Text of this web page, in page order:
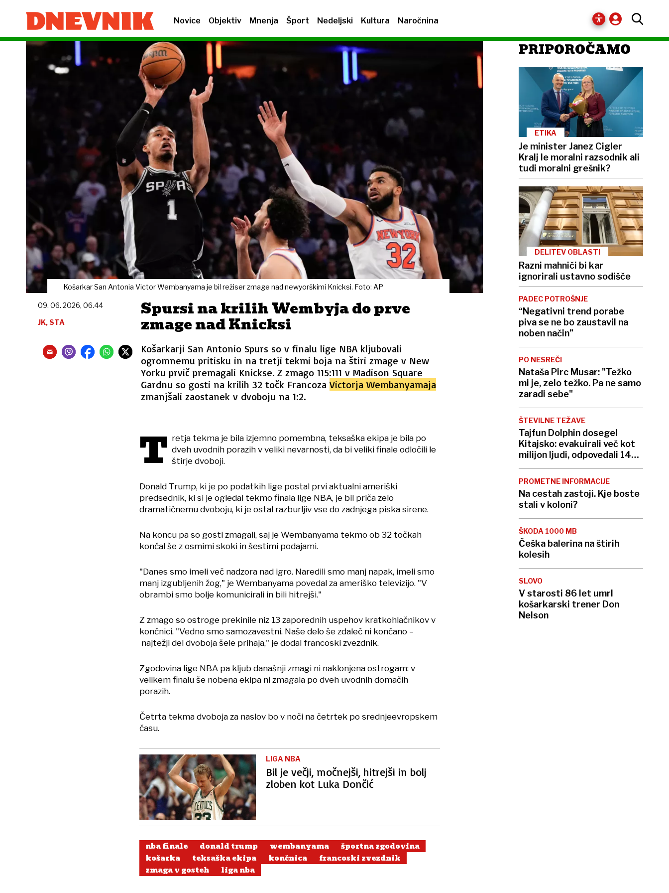
Novice Objektiv Mnenja Šport Nedeljski Kultura Naročnina
Košarkar San Antonia Victor Wembanyama je bil režiser zmage nad newyorškimi Knicksi. Foto: AP
Spursi na krilih Wembyja do prve
zmage nad Knicksi
Košarkarji San Antonio Spurs so v finalu lige NBA kljubovali
ogromnemu pritisku in na tretji tekmi boja na štiri zmage v New
Yorku prvič premagali Knickse. Z zmago 115:111 v Madison Square
Gardnu so gosti na krilih 32 točk FrancozaVictorja Wembanyamaja
zmanjšali zaostanek v dvoboju na 1:2.
09. 06. 2026, 06.44
JK, STA
T retja tekma je bila izjemno pomembna, teksaška ekipa je bila po
dveh uvodnih porazih v veliki nevarnosti, da bi veliki finale odločili le
štirje dvoboji.
Donald Trump, ki je po podatkih lige postal prvi aktualni ameriški
predsednik, ki si je ogledal tekmo finala lige NBA, je bil priča zelo
dramatičnemu dvoboju, ki je ostal razburljiv vse do zadnjega piska sirene.
Na koncu pa so gosti zmagali, saj je Wembanyama tekmo ob 32 točkah
končal še z osmimi skoki in šestimi podajami.
"Danes smo imeli več nadzora nad igro. Naredili smo manj napak, imeli smo
manj izgubljenih žog," je Wembanyama povedal za ameriško televizijo. "V
obrambi smo bolje komunicirali in bili hitrejši."
Z zmago so ostroge prekinile niz 13 zaporednih uspehov kratkohlačnikov v
končnici. "Vedno smo samozavestni. Naše delo še zdaleč ni končano –
najtežji del dvoboja šele prihaja," je dodal francoski zvezdnik.
Zgodovina lige NBA pa kljub današnji zmagi ni naklonjena ostrogam: v
velikem finalu še nobena ekipa ni zmagala po dveh uvodnih domačih
porazih.
Četrta tekma dvoboja za naslov bo v noči na četrtek po srednjeevropskem
času.
LIGA NBA
Bil je večji, močnejši, hitrejši in bolj
zloben kot Luka Dončić
nba finale donald trump wembanyama
športna zgodovina
košarka
teksaška ekipa končnica
francoski zvezdnik
zmaga v gosteh
liga nba
PRIPOROČAMO
ETIKA
Je minister Janez Cigler
Kralj le moralni razsodnik ali
tudi moralni grešnik?
DELITEV OBLASTI
Razni mahniči bi kar
ignorirali ustavno sodišče
PADEC POTROŠNJE
“Negativni trend porabe
piva se ne bo zaustavil na
noben način”
PO NESREČI
Nataša Pirc Musar: "Težko
mi je, zelo težko. Pa ne samo
zaradi sebe"
ŠTEVILNE TEŽAVE
Tajfun Dolphin dosegel
Kitajsko: evakuirali več kot
milijon ljudi, odpovedali 1400
letov
PROMETNE INFORMACIJE
Na cestah zastoji. Kje boste
stali v koloni?
ŠKODA 1000 MB
Češka balerina na štirih
kolesih
SLOVO
V starosti 86 let umrl
košarkarski trener Don
Nelson